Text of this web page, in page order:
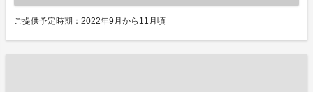
ご提供予定時期：2022年9月から11月頃